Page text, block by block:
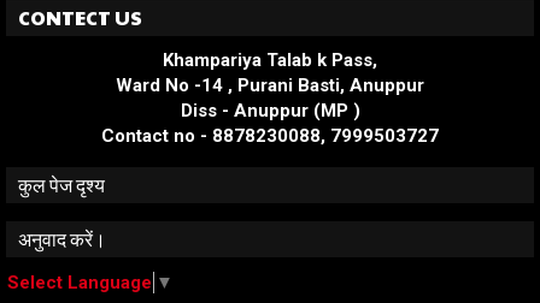
CONTECT US
Khampariya Talab k Pass,
Ward No -14 , Purani Basti, Anuppur
Diss - Anuppur (MP )
Contact no - 8878230088, 7999503727
कुल पेज दृश्य
अनुवाद करें।
Select Language ▼